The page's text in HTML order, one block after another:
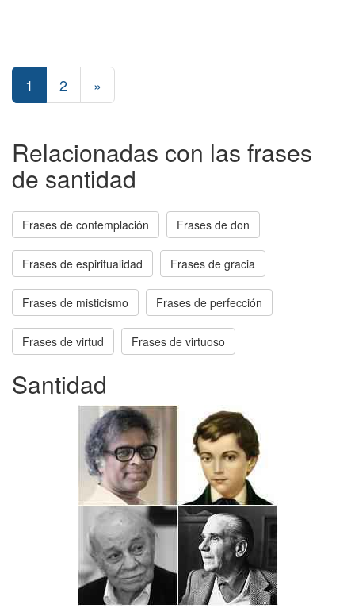
1 2 »
Relacionadas con las frases
de santidad
Frases de contemplación Frases de don
Frases de espiritualidad Frases de gracia
Frases de misticismo Frases de perfección
Frases de virtud Frases de virtuoso
Santidad